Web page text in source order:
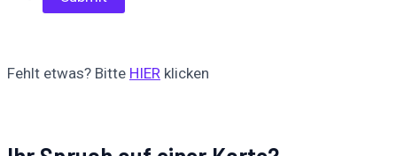
Fehlt etwas? Bitte HIER klicken